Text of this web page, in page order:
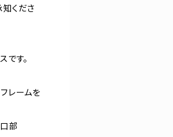
くださ
です。
レームを
部